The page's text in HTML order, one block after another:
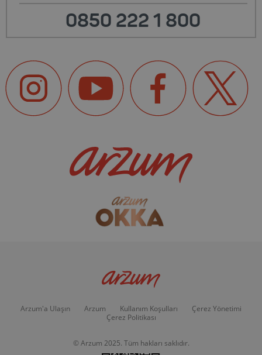
0850 222 1 800
Arzum'a Ulaşın Arzum Kullanım Koşulları
Çerez Yönetimi
Çerez Politikası
© Arzum 2025. Tüm hakları saklıdır.